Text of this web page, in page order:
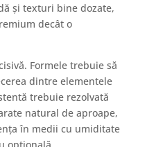
și texturi bine dozate,
decât o
Formele trebuie să
dintre elementele
trebuie rezolvată
natural de aproape,
în medii cu umiditate